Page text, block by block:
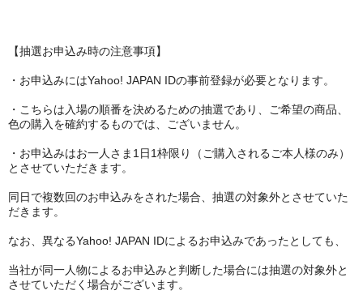
【抽選お申込み時の注意事項】
・お申込みにはYahoo! JAPAN IDの事前登録が必要となります。
・こちらは入場の順番を決めるための抽選であり、ご希望の商品、
色の購入を確約するものでは、ございません。
・お申込みはお一人さま1日1枠限り（ご購入されるご本人様のみ）
とさせていただきます。
同日で複数回のお申込みをされた場合、抽選の対象外とさせていた
だきます。
なお、異なるYahoo! JAPAN IDによるお申込みであったとしても、
当社が同一人物によるお申込みと判断した場合には抽選の対象外と
させていただく場合がございます。